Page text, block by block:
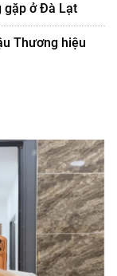
gặp ở Đà Lạt
Thương hiệu